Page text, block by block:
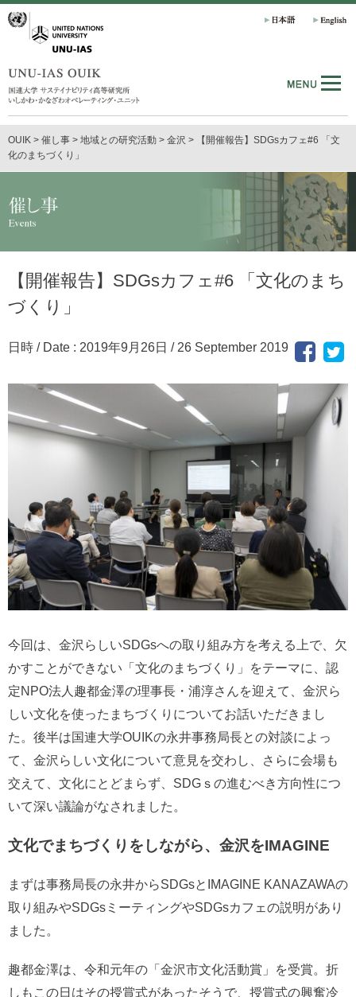
OUIK > 催し事 > 地域との研究活動 > 金沢 >
【開催報告】SDGsカフェ#6 「文
化のまちづくり」
【開催報告】SDGsカフェ#6 「文化のまち
づくり」
日時 / Date : 2019年9月26日 / 26 September 2019
今回は、金沢らしいSDGsへの取り組み方を考える上で、欠
かすことができない「文化のまちづくり」をテーマに、認
定NPO法人趣都金澤の理事長・浦淳さんを迎えて、金沢ら
しい文化を使ったまちづくりについてお話いただきまし
た。後半は国連大学OUIKの永井事務局長との対談によっ
て、金沢らしい文化について意見を交わし、さらに会場も
交えて、文化にとどまらず、SDGｓの進むべき方向性につ
いて深い議論がなされました。
文化でまちづくりをしながら、金沢をIMAGINE
まずは事務局長の永井からSDGsとIMAGINE KANAZAWAの
取り組みやSDGsミーティングやSDGsカフェの説明があり
ました。
趣都金澤は、令和元年の「金沢市文化活動賞」を受賞。折
しもこの日はその授賞式があったそうで、授賞式の興奮冷